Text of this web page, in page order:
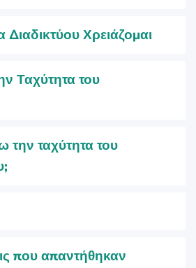
Χρειάζομαι
Ταχύτητα του
ταχύτητα του
που απαντήθηκαν